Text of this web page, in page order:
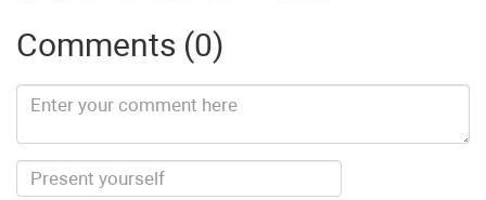
Comments (0)